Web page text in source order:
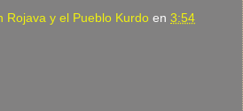
Rojava y el Pueblo Kurdo en 3:54